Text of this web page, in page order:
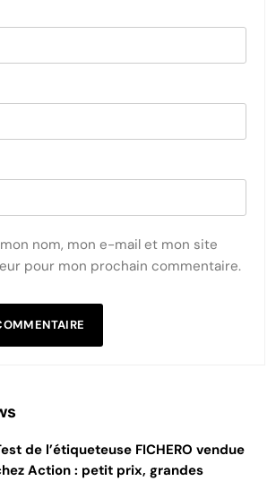
nom, mon e-mail et mon site
pour mon prochain commentaire.
de l’étiqueteuse FICHERO vendue
Action : petit prix, grandes